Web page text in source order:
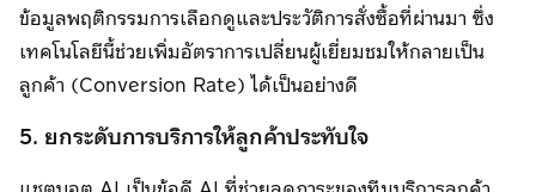
ข้อมูลพฤติกรรมการเลือกดูและประวัติการสั่งซื้อที่ผ่านมา ซึ่ง
เทคโนโลยีนี้ช่วยเพิ่มอัตราการเปลี่ยนผู้เยี่ยมชมให้กลายเป็น
ลูกค้า (Conversion Rate) ได้เป็นอย่างดี
5. ยกระดับการบริการให้ลูกค้าประทับใจ